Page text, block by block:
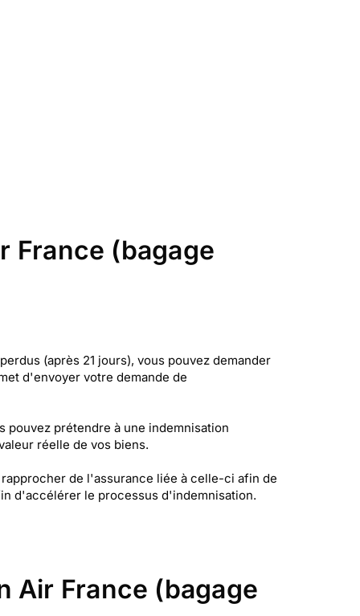
France (bagage
(après 21 jours), vous pouvez demander
d'envoyer votre demande de
pouvez prétendre à une indemnisation
réelle de vos biens.
de l'assurance liée à celle-ci afin de
d'accélérer le processus d'indemnisation.
Air France (bagage